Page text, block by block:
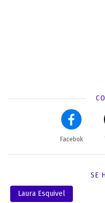
Facebok
SE
Laura Esquivel